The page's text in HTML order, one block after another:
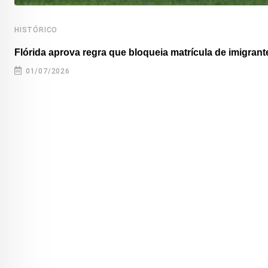
HISTÓRICO
Flórida aprova regra que bloqueia matrícula de
01/07/2026